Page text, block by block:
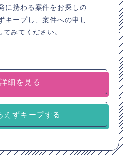
に携わる案件をお探しの
キープし、案件への申し
みてください。
詳細を見る
えずキープする